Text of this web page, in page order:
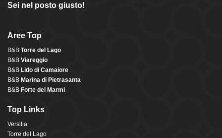
Sei nel posto giusto!
Aree Top
B&B Torre del Lago
B&B Viareggio
B&B Lido di Camaiore
B&B Marina di Pietrasanta
B&B Forte dei Marmi
Top Links
Versilia
Torre del Lago